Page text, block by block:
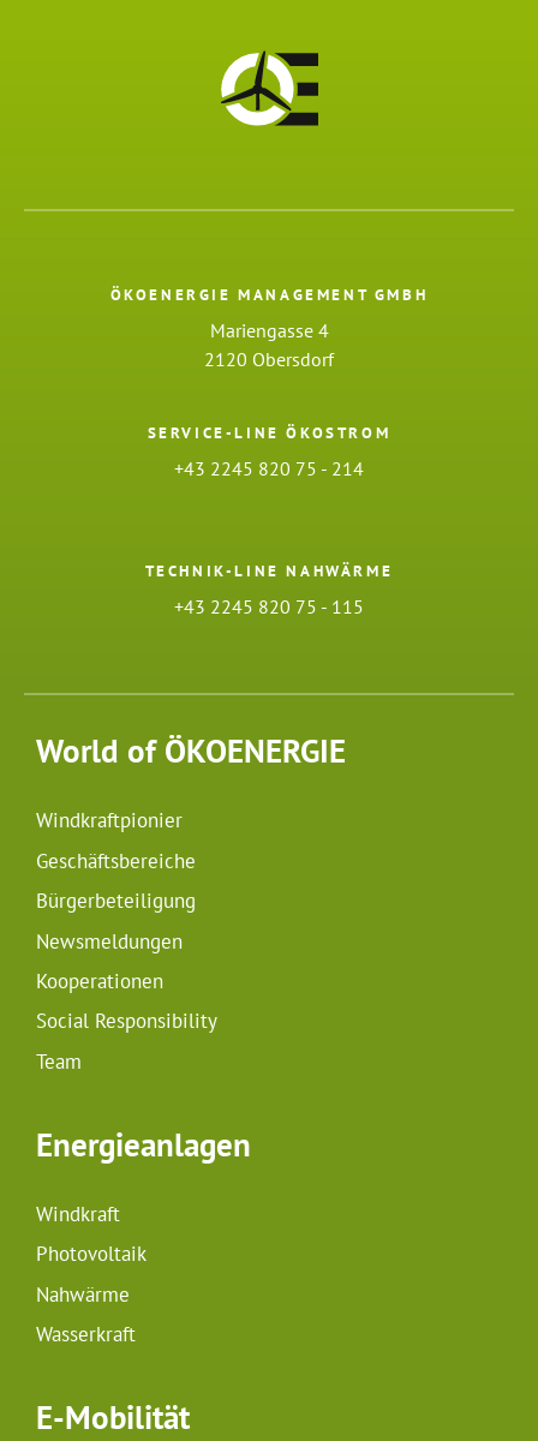
ÖKOENERGIE MANAGEMENT GMBH
Mariengasse 4
2120 Obersdorf
SERVICE-LINE ÖKOSTROM
+43 2245 820 75 - 214
TECHNIK-LINE NAHWÄRME
+43 2245 820 75 - 115
World of ÖKOENERGIE
Windkraftpionier
Geschäftsbereiche
Bürgerbeteiligung
Newsmeldungen
Kooperationen
Social Responsibility
Team
Energieanlagen
Windkraft
Photovoltaik
Nahwärme
Wasserkraft
E-Mobilität